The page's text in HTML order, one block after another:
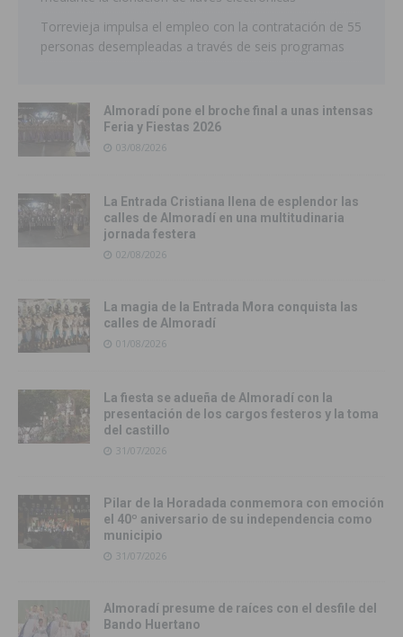
Torrevieja impulsa el empleo con la contratación de 55
personas desempleadas a través de seis programas
Almoradí pone el broche final a unas intensas
Feria y Fiestas 2026
03/08/2026
La Entrada Cristiana llena de esplendor las
calles de Almoradí en una multitudinaria
jornada festera
02/08/2026
La magia de la Entrada Mora conquista las
calles de Almoradí
01/08/2026
La fiesta se adueña de Almoradí con la
presentación de los cargos festeros y la toma
del castillo
31/07/2026
Pilar de la Horadada conmemora con emoción
el 40º aniversario de su independencia como
municipio
31/07/2026
Almoradí presume de raíces con el desfile del
Bando Huertano